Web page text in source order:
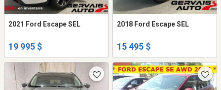
2021 Ford Escape SEL
19 995 $
2018 Ford Escape SEL
15 495 $